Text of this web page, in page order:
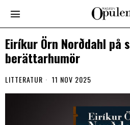
Eiríkur Örn Norðdahl på
berättarhumör
LITTERATUR 11 NOV 2025